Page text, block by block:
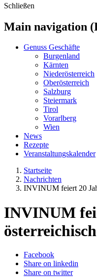
Schließen
Main navigation
Genuss Geschäfte
Burgenland
Kärnten
Niederösterreich
Oberösterreich
Salzburg
Steiermark
Tirol
Vorarlberg
Wien
News
Rezepte
Veranstaltungskalender
Startseite
Nachrichten
INVINUM feiert 20
INVINUM
Facebook
Share on linkedin
Share on twitter